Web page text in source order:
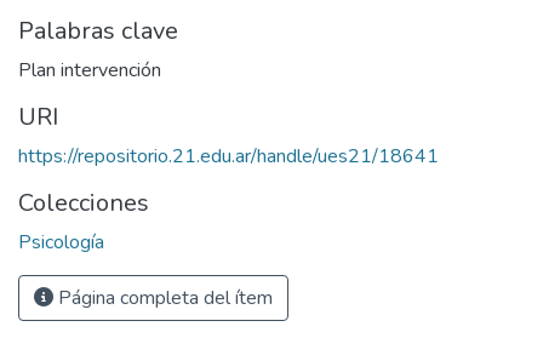
Palabras clave
Plan intervención
URI
https://repositorio.21.edu.ar/handle/ues21/18641
Colecciones
Psicología
Página completa del ítem